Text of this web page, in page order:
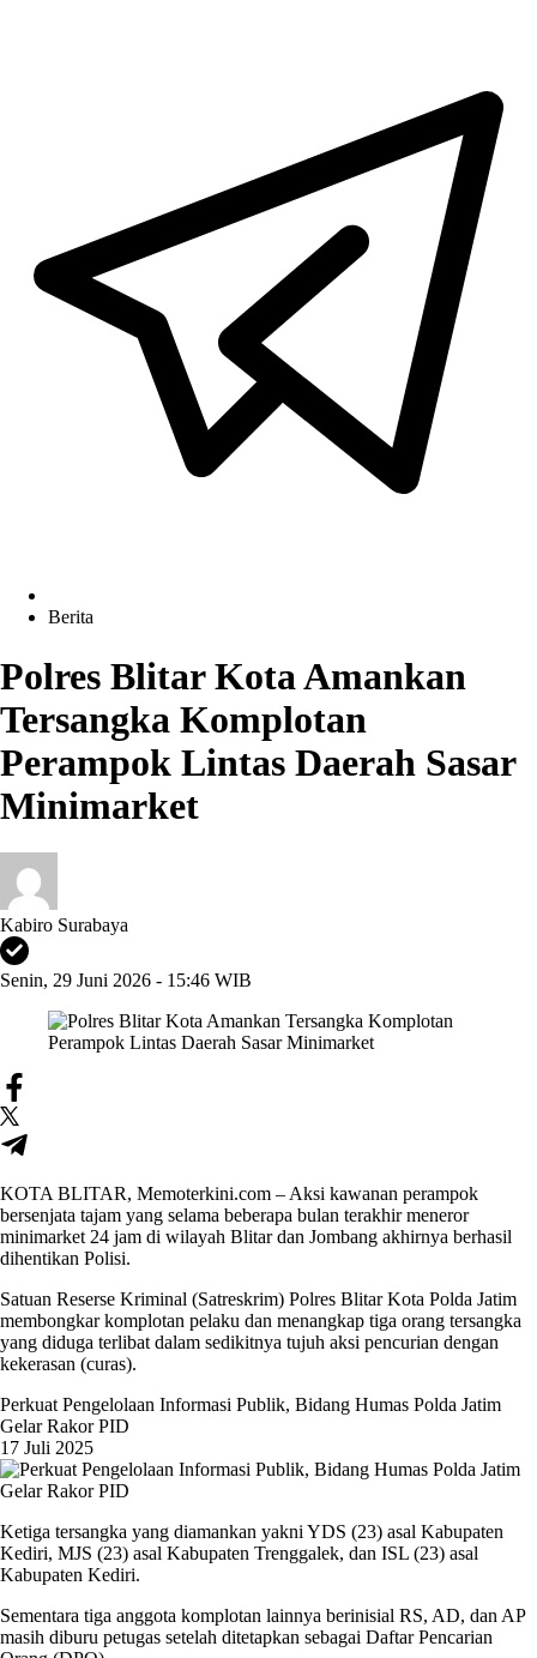
Berita
Polres Blitar Kota Amankan
Tersangka Komplotan
Perampok Lintas Daerah Sasar
Minimarket
Kabiro Surabaya
Senin, 29 Juni 2026 - 15:46 WIB
KOTA BLITAR, Memoterkini.com – Aksi kawanan perampok
bersenjata tajam yang selama beberapa bulan terakhir meneror
minimarket 24 jam di wilayah Blitar dan Jombang akhirnya berhasil
dihentikan Polisi.
Satuan Reserse Kriminal (Satreskrim) Polres Blitar Kota Polda Jatim
membongkar komplotan pelaku dan menangkap tiga orang tersangka
yang diduga terlibat dalam sedikitnya tujuh aksi pencurian dengan
kekerasan (curas).
Perkuat Pengelolaan Informasi Publik, Bidang Humas Polda Jatim
Gelar Rakor PID
17 Juli 2025
Ketiga tersangka yang diamankan yakni YDS (23) asal Kabupaten
Kediri, MJS (23) asal Kabupaten Trenggalek, dan ISL (23) asal
Kabupaten Kediri.
Sementara tiga anggota komplotan lainnya berinisial RS, AD, dan AP
masih diburu petugas setelah ditetapkan sebagai Daftar Pencarian